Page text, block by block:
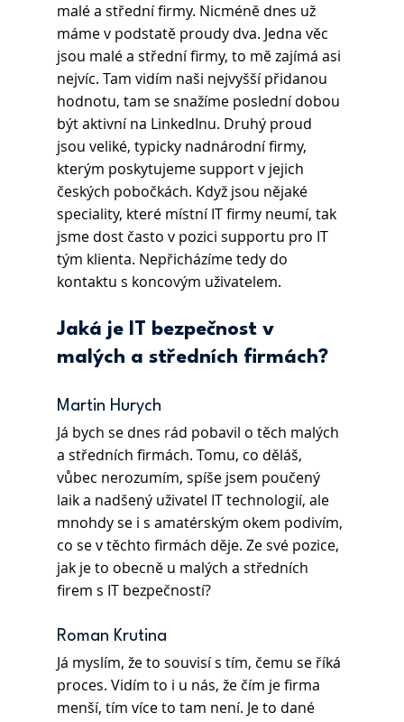
malé a střední firmy. Nicméně dnes už
máme v podstatě proudy dva. Jedna věc
jsou malé a střední firmy, to mě zajímá asi
nejvíc. Tam vidím naši nejvyšší přidanou
hodnotu, tam se snažíme poslední dobou
být aktivní na LinkedInu. Druhý proud
jsou veliké, typicky nadnárodní firmy,
kterým poskytujeme support v jejich
českých pobočkách. Když jsou nějaké
speciality, které místní IT firmy neumí, tak
jsme dost často v pozici supportu pro IT
tým klienta. Nepřicházíme tedy do
kontaktu s koncovým uživatelem.
Jaká je IT bezpečnost v
malých a středních firmách?
Martin Hurych
Já bych se dnes rád pobavil o těch malých
a středních firmách. Tomu, co děláš,
vůbec nerozumím, spíše jsem poučený
laik a nadšený uživatel IT technologií, ale
mnohdy se i s amatérským okem podivím,
co se v těchto firmách děje. Ze své pozice,
jak je to obecně u malých a středních
firem s IT bezpečností?
Roman Krutina
Já myslím, že to souvisí s tím, čemu se říká
proces. Vidím to i u nás, že čím je firma
menší, tím více to tam není. Je to dané